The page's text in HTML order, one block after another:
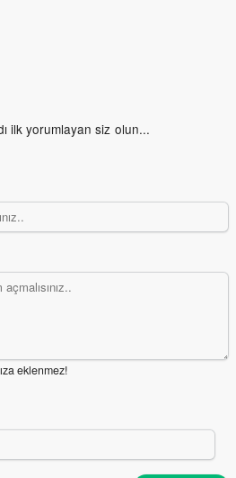
ilk yorumlayan siz olun...
eklenmez!